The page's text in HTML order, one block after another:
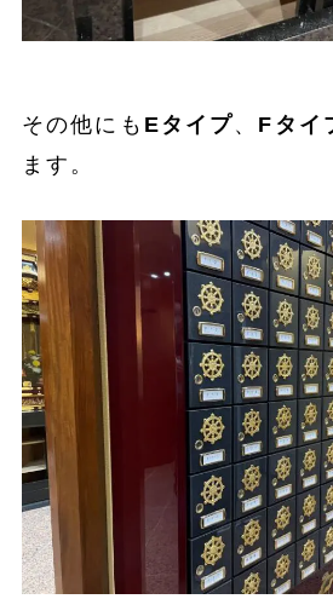
その他にも Eタイプ、 Fタイ
ます。